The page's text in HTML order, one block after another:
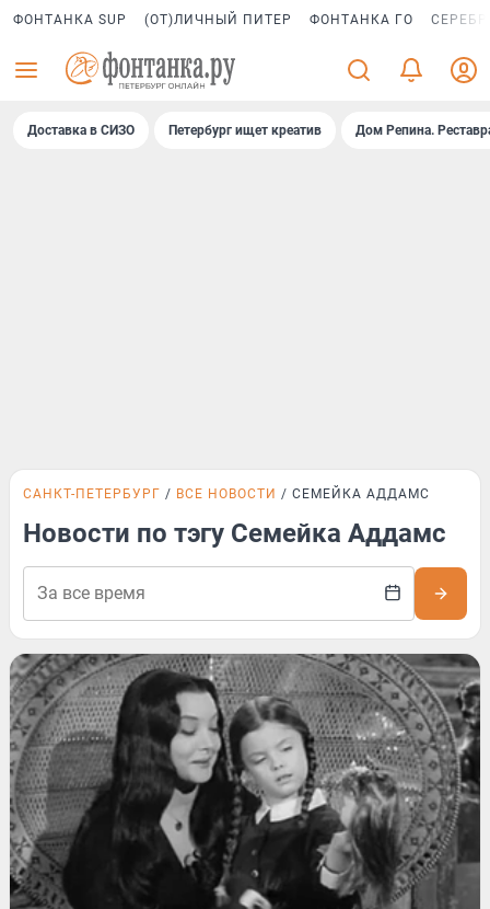
ФОНТАНКА SUP (ОТ)ЛИЧНЫЙ ПИТЕР ФОНТАНКА ГО
Доставка в СИЗО Петербург ищет креатив Дом Репина.
САНКТ-ПЕТЕРБУРГ ВСЕ НОВОСТИ СЕМЕЙКА АДДАМС
Новости по тэгу Семейка Аддамс